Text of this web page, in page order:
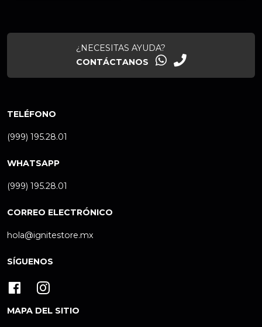
¿NECESITAS AYUDA?
CONTÁCTANOS
TELÉFONO
(999) 195.28.01
WHATSAPP
(999) 195.28.01
CORREO ELECTRÓNICO
hola@ignitestore.mx
SÍGUENOS
MAPA DEL SITIO